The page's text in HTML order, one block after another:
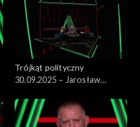
Trójkąt polityczny
30.09.2025 – Jarosław